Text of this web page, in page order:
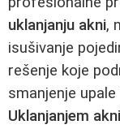
uklanjanju akni,
isušivanje
rešenje koje
smanjenje
Uklanjanjem akni